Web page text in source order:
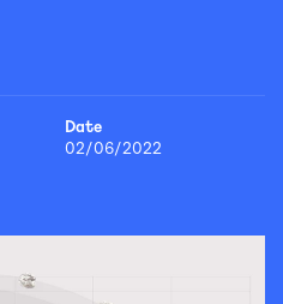
Date
02/06/2022